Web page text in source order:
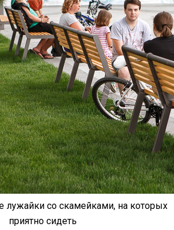
лужайки со скамейками, на которых
приятно сидеть